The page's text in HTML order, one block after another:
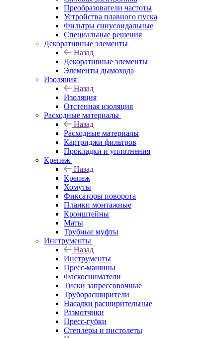
Преобразователи частоты
Устройства плавного пуска
Фильтры синусоидальные
Специальные решения
Декоративные элементы
Назад
Декоративные элементы
Элементы дымохода
Изоляция
Назад
Изоляция
Отстенная изоляция
Расходные материалы
Назад
Расходные материалы
Картриджи фильтров
Прокладки и уплотнения
Крепеж
Назад
Крепеж
Хомуты
Фиксаторы поворота
Планки монтажные
Кронштейны
Маты
Трубные муфты
Инструменты
Назад
Инструменты
Пресс-машины
Фаскосниматели
Тиски запрессовочные
Труборасширители
Насадки расширительные
Размотчики
Пресс-губки
Степлеры и пистолеты